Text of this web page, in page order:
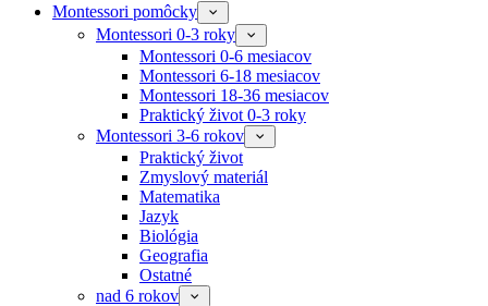
Montessori pomôcky
Montessori 0-3 roky
Montessori 0-6 mesiacov
Montessori 6-18 mesiacov
Montessori 18-36 mesiacov
Praktický život 0-3 roky
Montessori 3-6 rokov
Praktický život
Zmyslový materiál
Matematika
Jazyk
Biológia
Geografia
Ostatné
nad 6 rokov